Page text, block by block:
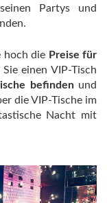
Partys und
hoch die Preise für
einen VIP-Tisch
befindenund
die VIP-Tische im
Nacht mit